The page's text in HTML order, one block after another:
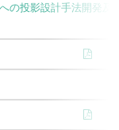
の投影設計手法開発及